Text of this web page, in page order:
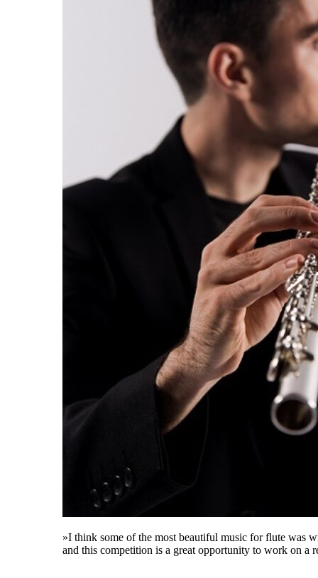
»I think some of the most beautiful music for flute was
and this competition is a great opportunity to work on a